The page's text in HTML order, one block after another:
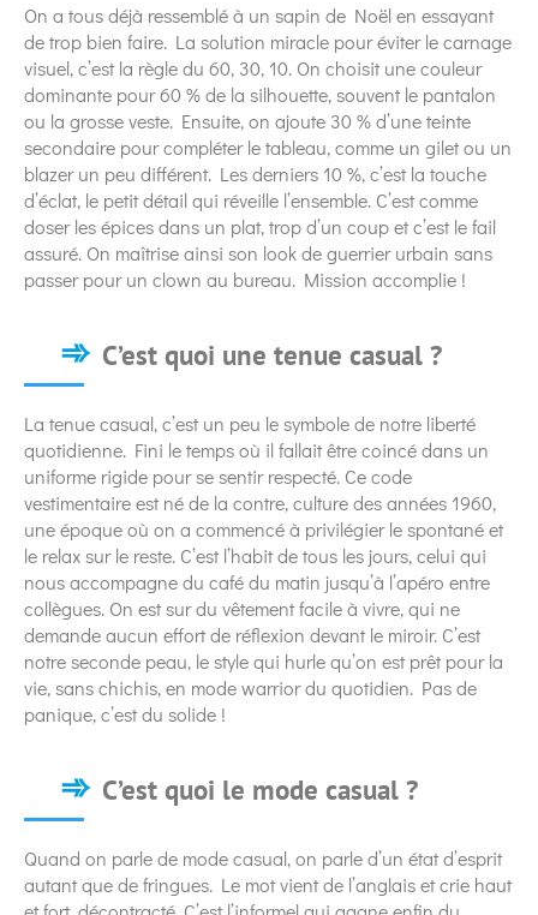
On a tous déjà ressemblé à un sapin de Noël en essayant
de trop bien faire. La solution miracle pour éviter le carnage
visuel, c’est la règle du 60, 30, 10. On choisit une couleur
dominante pour 60 % de la silhouette, souvent le pantalon
ou la grosse veste. Ensuite, on ajoute 30 % d’une teinte
secondaire pour compléter le tableau, comme un gilet ou un
blazer un peu différent. Les derniers 10 %, c’est la touche
d’éclat, le petit détail qui réveille l’ensemble. C’est comme
doser les épices dans un plat, trop d’un coup et c’est le fail
assuré. On maîtrise ainsi son look de guerrier urbain sans
passer pour un clown au bureau. Mission accomplie !
C’est quoi une tenue casual ?
La tenue casual, c’est un peu le symbole de notre liberté
quotidienne. Fini le temps où il fallait être coincé dans un
uniforme rigide pour se sentir respecté. Ce code
vestimentaire est né de la contre, culture des années 1960,
une époque où on a commencé à privilégier le spontané et
le relax sur le reste. C’est l’habit de tous les jours, celui qui
nous accompagne du café du matin jusqu’à l’apéro entre
collègues. On est sur du vêtement facile à vivre, qui ne
demande aucun effort de réflexion devant le miroir. C’est
notre seconde peau, le style qui hurle qu’on est prêt pour la
vie, sans chichis, en mode warrior du quotidien. Pas de
panique, c’est du solide !
C’est quoi le mode casual ?
Quand on parle de mode casual, on parle d’un état d’esprit
autant que de fringues. Le mot vient de l’anglais et crie haut